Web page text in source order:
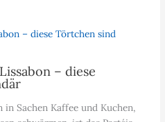
– diese
Sachen Kaffee und Kuchen,